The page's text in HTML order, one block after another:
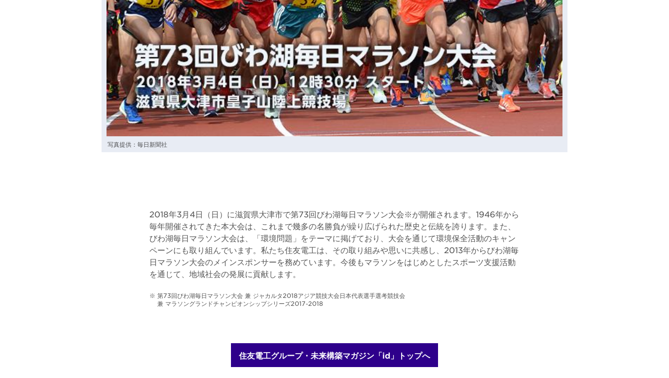
写真提供：毎日新聞社
2018年3月4日（日）に滋賀県大津市で第73回びわ湖毎日マラソン大会※が開催されます。1946年から
毎年開催されてきた本大会は、これまで幾多の名勝負が繰り広げられた歴史と伝統を誇ります。また、
びわ湖毎日マラソン大会は、「環境問題」をテーマに掲げており、大会を通じて環境保全活動のキャン
ペーンにも取り組んでいます。私たち住友電工は、その取り組みや思いに共感し、2013年からびわ湖毎
日マラソン大会のメインスポンサーを務めています。今後もマラソンをはじめとしたスポーツ支援活動
を通じて、地域社会の発展に貢献します。
※ 第73回びわ湖毎日マラソン大会 兼 ジャカルタ2018アジア競技大会日本代表選手選考競技会
兼 マラソングランドチャンピオンシップシリーズ2017-2018
住友電工グループ・未来構築マガジン「id」トップへ